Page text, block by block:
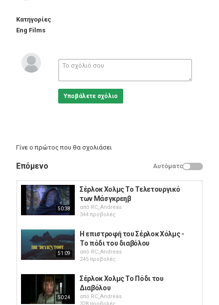
Κατηγορίες
Eng Films
Υποβάλετε σχόλιο
Γίνε ο πρώτος που θα σχολιάσει
Επόμενο Αυτόματο
50:38
Σέρλοκ Χολμς Το Τελετουργικό
των Μάσγκρεηβ
από RC_Andreas
344 προβολές
51:09
Η επιστροφή του Σέρλοκ Χόλμς -
Το πόδι του διαβόλου
από RC_Andreas
245 προβολές
50:24
Σέρλοκ Χολμς Το Πόδι του
Διαβόλου
από RC_Andreas
328 προβολές